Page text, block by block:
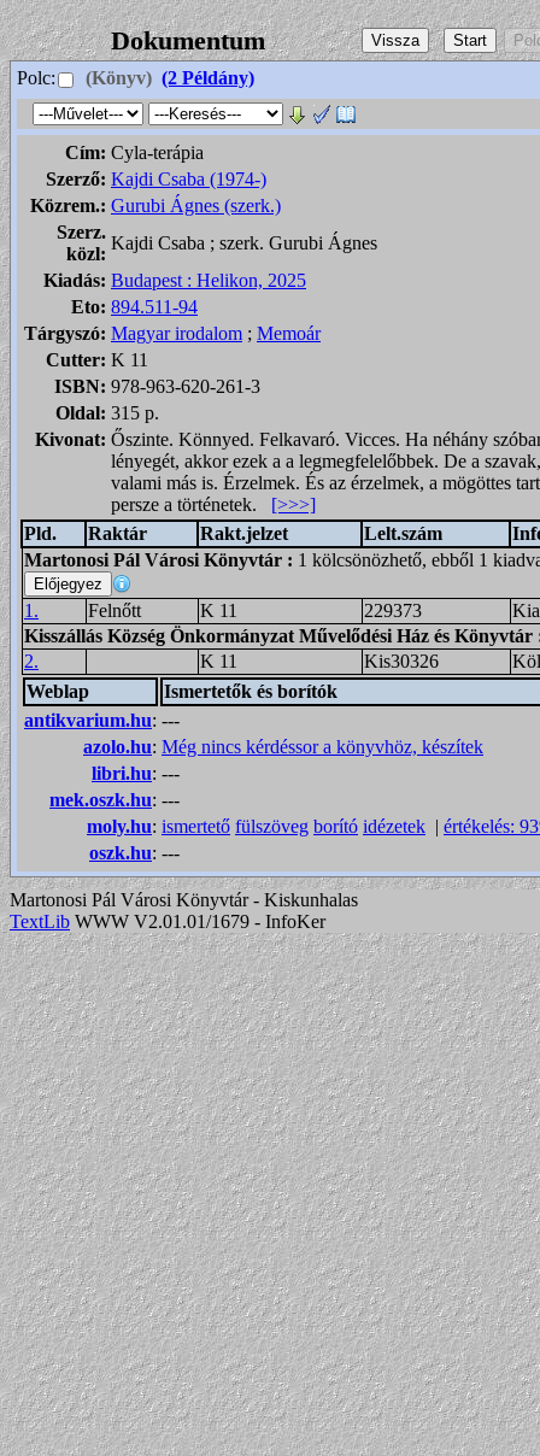
Dokumentum
Polc: (Könyv) (2 Példány)
Cím: Cyla-terápia
Szerző: Kajdi Csaba (1974-)
Közrem.: Gurubi Ágnes (szerk.)
Szerz.
közl:
Kajdi Csaba ; szerk. Gurubi Ágnes
Kiadás: Budapest : Helikon, 2025
Eto: 894.511-94
Tárgyszó: Magyar irodalom ; Memoár
Cutter: K 11
ISBN: 978-963-620-261-3
Oldal: 315 p.
Kivonat: Őszinte. Könnyed. Felkavaró. Vicces. Ha néhány
lényegét, akkor ezek a a legmegfelelőbbek. De a
valami más is. Érzelmek. És az érzelmek, a mögöttes
persze a történetek. [>>>]
Pld.
Raktár Rakt.jelzet Lelt.szám
Martonosi Pál Városi Könyvtár : 1 kölcsönözhető, ebből 1
1. Felnőtt K 11 229373
Kisszállás Község Önkormányzat Művelődési Ház és Könyvtár
2.
K 11 Kis30326
Weblap
Ismertetők és borítók
antikvarium.hu: ---
azolo.hu: Még nincs kérdéssor a könyvhöz, készítek
libri.hu: ---
mek.oszk.hu: ---
moly.hu: ismertető fülszöveg borító idézetek | értékelés:
oszk.hu: ---
Martonosi Pál Városi Könyvtár - Kiskunhalas
TextLib WWW V2.01.01/1679 - InfoKer